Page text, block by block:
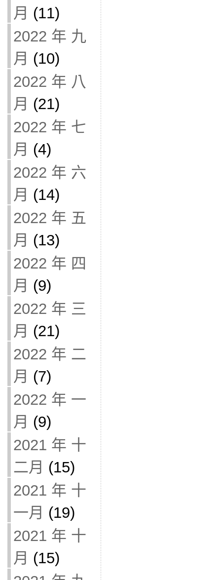
月 (11)
2022 年 九
月 (10)
2022 年 八
月 (21)
2022 年 七
月 (4)
2022 年 六
月 (14)
2022 年 五
月 (13)
2022 年 四
月 (9)
2022 年 三
月 (21)
2022 年 二
月 (7)
2022 年 一
月 (9)
2021 年 十
二月 (15)
2021 年 十
一月 (19)
2021 年 十
月 (15)